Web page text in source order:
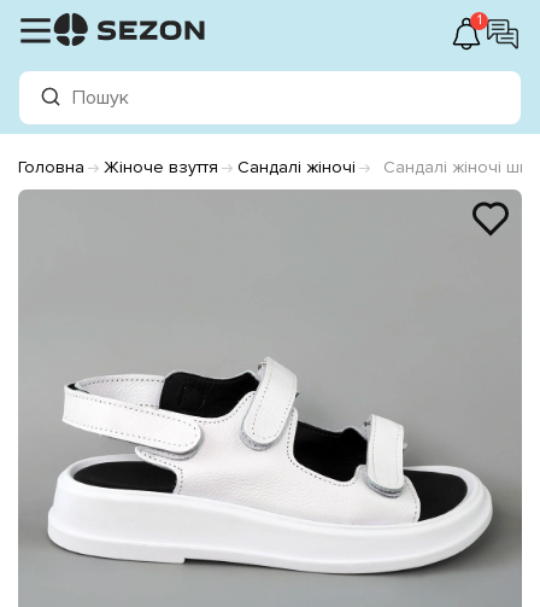
1
Головна Жіноче взуття Сандалі жіночі Сандалі жіночі